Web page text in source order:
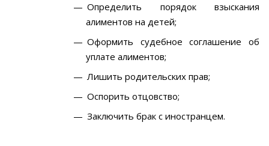
Определить порядок взыскания
алиментов на детей;
Оформить судебное соглашение об
уплате алиментов;
Лишить родительских прав;
Оспорить отцовство;
Заключить брак с иностранцем.